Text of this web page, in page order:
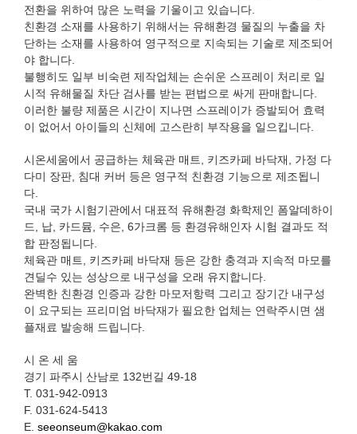
전환을 위하여 많은 노력을 기울이고 있습니다.
친환경 소재를 사용하기 위해서는 유해환경 물질의 누출을 차
단하는 소재를 사용하여 영구적으로 지속되는 기술로 제조되어
야 합니다.
불행히도 일부 비숙련 제작업체는 손쉬운 스프레이 처리로 일
시적 유해물질 차단 검사를 받는 편법으로 싸게 판매합니다.
이러한 불량 제품은 시간이 지나면 스프레이가 증발되어 효력
이 없어서 아이들의 신체에 고스란히 부작용을 일으킵니다.
시온세움에서 공급하는 체육관 매트, 키즈카페 바닥재, 가정 다
다미 장판, 침대 커버 등은 영구적 친환경 기능으로 제조됩니
다.
국내 국가 시험기관에서 대표적 유해환경 화학제인 폼알데하이
드, 납, 카드뮴, 수은, 6가크롬 등 환경유해인자 시험 결과도 적
합 판정됩니다.
체육관 매트, 키즈카페 바닥재 등은 강한 충격과 지속적 마모를
견딜수 있는 성상으로 내구성을 오래 유지합니다.
완벽한 친환경 인증과 강한 마모저항력 그리고 장기간 내구성
이 요구되는 프리미엄 바닥재가 필요한 업체는 연락주시면 샘
플재료 발송해 드립니다.
시 온 세 움
경기 파주시 산남로 132번길 49-18
T. 031-942-0913
F. 031-624-5413
E. seeonseum@kakao.com